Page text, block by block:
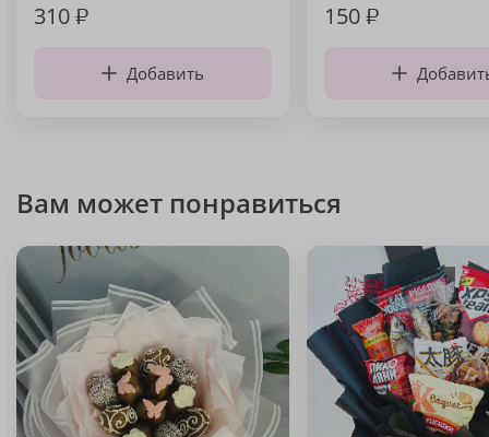
310₽
Добавить
150₽
Вам может понравиться